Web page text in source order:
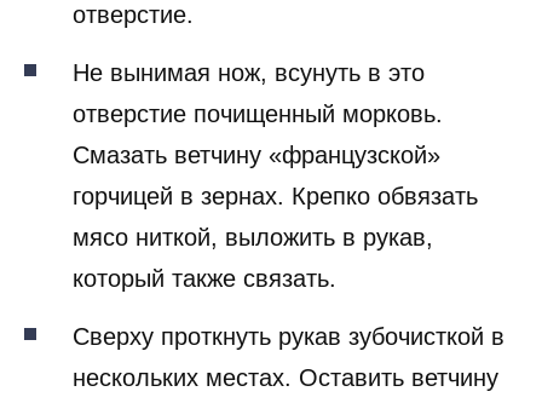
отверстие.
Не вынимая нож, всунуть в это
отверстие почищенный морковь.
Смазать ветчину «французской»
горчицей в зернах. Крепко обвязать
мясо ниткой, выложить в рукав,
который также связать.
Сверху проткнуть рукав зубочисткой в
нескольких местах. Оставить ветчину